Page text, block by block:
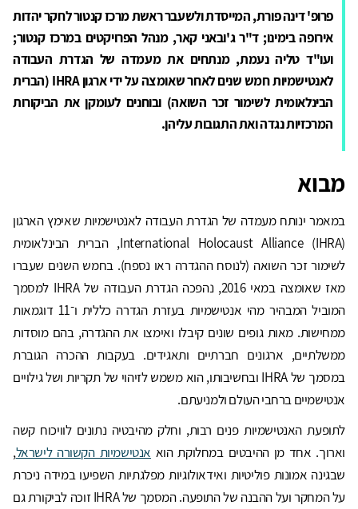
פרופ' דינה פורת, המייסדת ולשעבר ראשת מרכז קנטור לחקר יהדות
אירופה בימינו; ד"ר ג'ובאני קאר, מנהל הפרויקטים במרכז קנטור;
ועו"ד טליה נעמת, מנתחים את מעמדה של הגדרת העבודה
לאנטישמיות חמש שנים לאחר שאומצה על ידי ארגון IHRA (הברית
הבינלאומית לשימור זכר השואה) ובוחנים לעומקן את הביקורות
המרכזיות נגדה ואת התגובות עליהן.
מבוא
במאמר ינותח מעמדה של הגדרת העבודה לאנטישמיות שאימץ הארגון
International Holocaust Alliance (IHRA), הברית הבינלאומית
לשימור זכר השואה (לנוסח ההגדרה ראו נספח). בחמש השנים שעברו
מאז שאומצה במאי 2016, נהפכה הגדרת העבודה של IHRA למסמך
המוביל המבהיר מהי אנטישמיות בעזרת הגדרה כללית ו־11 דוגמאות
ממחישות. מאות גופים שונים קיבלו ואימצו את ההגדרה, בהם מוסדות
ממשלתיים, ארגונים חברתיים ותאגידים. בעקבות ההכרה הגוברת
במסמך של IHRA ובחשיבותו, הוא משמש לזיהוי של תקריות ושל גילויים
אנטישמיים ברחבי העולם ולמניעתם.
לתופעת האנטישמיות פנים רבות, וחלק מהיבטיה נתונים לוויכוח קשה
וארוך. אחד מן ההיבטים במחלוקת הוא אנטישמיות הקשורה לישראל,
שבגינה אמונות פוליטיות ואידאולוגיות מפלגתיות השפיעו במידה ניכרת
על המחקר ועל ההבנה של התופעה. המסמך של IHRA זוכה לביקורת גם